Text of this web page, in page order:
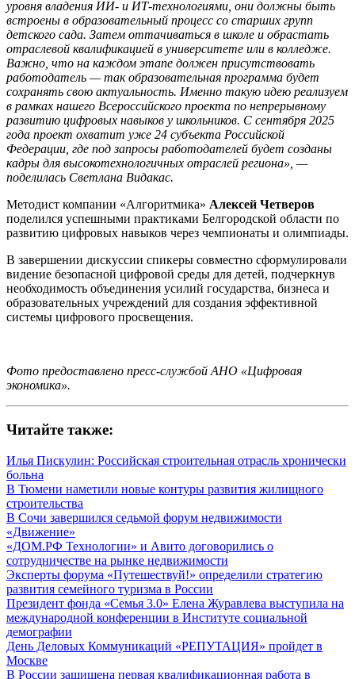
уровня владения ИИ- и ИТ-технологиями, они должны быть
встроены в образовательный процесс со старших групп
детского сада. Затем оттачиваться в школе и обрастать
отраслевой квалификацией в университете или в колледже.
Важно, что на каждом этапе должен присутствовать
работодатель — так образовательная программа будет
сохранять свою актуальность. Именно такую идею реализуем
в рамках нашего Всероссийского проекта по непрерывному
развитию цифровых навыков у школьников. С сентября 2025
года проект охватит уже 24 субъекта Российской
Федерации, где под запросы работодателей будет созданы
кадры для высокотехнологичных отраслей региона», —
поделилась Светлана Видакас.
Методист компании «Алгоритмика» Алексей Четверов
поделился успешными практиками Белгородской области по
развитию цифровых навыков через чемпионаты и олимпиады.
В завершении дискуссии спикеры совместно сформулировали
видение безопасной цифровой среды для детей, подчеркнув
необходимость объединения усилий государства, бизнеса и
образовательных учреждений для создания эффективной
системы цифрового просвещения.
Фото предоставлено пресс-службой АНО «Цифровая
экономика».
Читайте также:
Илья Пискулин: Российская строительная отрасль хронически
больна
В Тюмени наметили новые контуры развития жилищного
строительства
В Сочи завершился седьмой форум недвижимости
«Движение»
«ДОМ.РФ Технологии» и Авито договорились о
сотрудничестве на рынке недвижимости
Эксперты форума «Путешествуй!» определили стратегию
развития семейного туризма в России
Президент фонда «Семья 3.0» Елена Журавлева выступила на
международной конференции в Институте социальной
демографии
День Деловых Коммуникаций «РЕПУТАЦИЯ» пройдет в
Москве
В России защищена первая квалификационная работа в